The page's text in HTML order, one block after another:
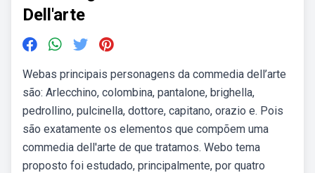
Dell'arte
Webas principais personagens da commedia dell’arte
são: Arlecchino, colombina, pantalone, brighella,
pedrollino, pulcinella, dottore, capitano, orazio e. Pois
são exatamente os elementos que compõem uma
commedia dell'arte de que tratamos. Webo tema
proposto foi estudado, principalmente, por quatro